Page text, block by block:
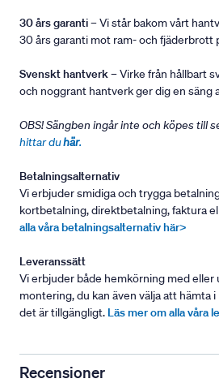
30 års garanti– Vi står bakom vårt
30 års garanti mot ram- och fjäderbrott
Svenskt hantverk– Virke från hållbart
och noggrant hantverk ger dig en säng
OBS! Sängben ingår inte och köpes till
hittar duhär.
Betalningsalternativ
Vi erbjuder smidiga och trygga
kortbetalning, direktbetalning, faktura
alla våra betalningsalternativ här>
Leveranssätt
Vi erbjuder både hemkörning med eller
montering, du kan även välja att hämta
det är tillgängligt. Läs mer om alla våra
Recensioner